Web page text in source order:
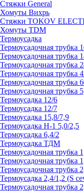
Стяжки General
Хомуты Вихрь
Стяжки TOKOV
Хомуты TDM
Термоусадка
Термоусадочная трубка
Термоусадочная трубка
Термоусадочная трубка
Термоусадочная трубка
Термоусадочная трубка
Термоусадочная трубка
Термоусадка 12/6
Термоусадка 12/7
Термоусадка 15,8/7,9
Термоусадка Н-1 5,0/2,5
Термоусадка 6,4/2
Термоусадка ТДМ
Термоусадочная трубка
Термоусадочная трубка
Термоусадочная трубка
Термоусадка 2,4/1,2 (S
Термоусадочная трубка